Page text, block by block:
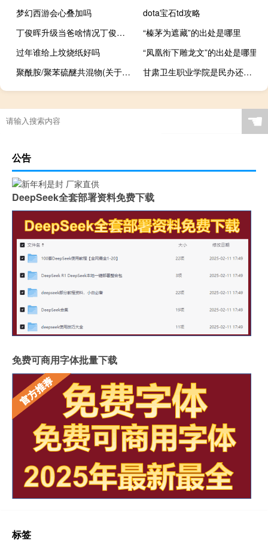
梦幻西游会心叠加吗
dota宝石td攻略
丁俊晖升级当爸啥情况丁俊晖老婆是谁
“榛茅为遮藏”的出处是哪里
过年谁给上坟烧纸好吗
“凤凰衔下雕龙文”的出处是哪里
聚酰胺/聚苯硫醚共混物(关于聚酰胺/聚苯硫醚共混物简述)
甘肃卫生职业学院是民办还是公办
故土什么的成语
☚
公告
DeepSeek全套部署资料免费下载
免费可商用字体批量下载
标签